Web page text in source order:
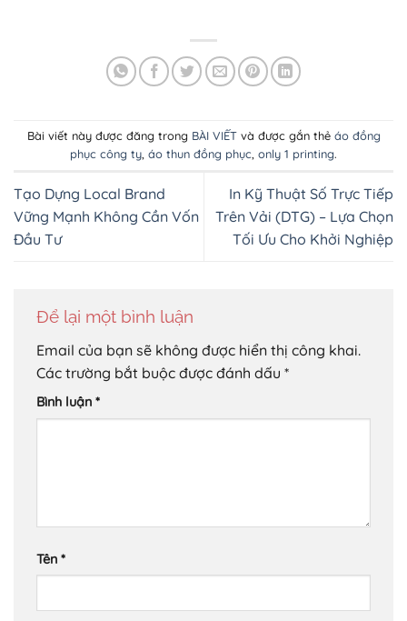
Bài viết này được đăng trong BÀI VIẾTvà được gắn thẻ áo đồng
phục công ty áo thun đồng phục only 1 printing.
Tạo Dựng Local Brand
Vững Mạnh Không Cần Vốn
Đầu Tư
In Kỹ Thuật Số Trực Tiếp
Trên Vải (DTG) – Lựa Chọn
Tối Ưu Cho Khởi Nghiệp
Để lại một bình luận
Email của bạn sẽ không được hiển thị công khai.
Các trường bắt buộc được đánh dấu *
Bình luận *
Tên *